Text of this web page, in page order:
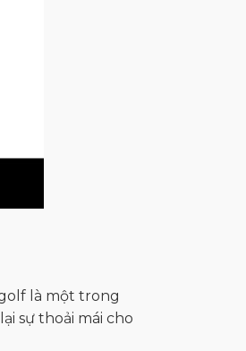
là một trong
sự thoải mái cho